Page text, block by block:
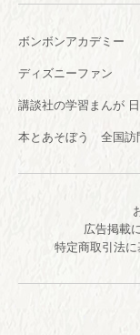
ボンボンアカデミー
ディズニーファン
講談社の学習まんが
本とあそぼう 全国訪
広告掲載
特定商取引法